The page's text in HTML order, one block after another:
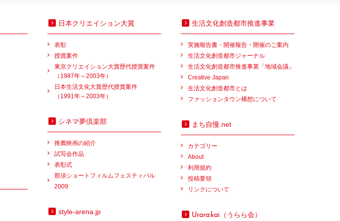
日本クリエイション大賞
表彰
授賞案件
東京クリエイション大賞歴代授賞案件
（1987年～2003年）
日本生活文化大賞歴代授賞案件
（1991年～2003年）
シネマ夢倶楽部
推薦映画の紹介
試写会作品
表彰式
那須ショートフィルムフェスティバル
2009
style-arena.jp
生活文化創造都市推進事業
実施報告書・開催報告・開催のご案内
生活文化創造都市ジャーナル
生活文化創造都市推進事業「地域会議」
Creative Japan
生活文化創造都市とは
ファッションタウン構想について
まち自慢.net
カテゴリー
About
利用規約
投稿要領
リンクについて
Urara:kai （うらら会）